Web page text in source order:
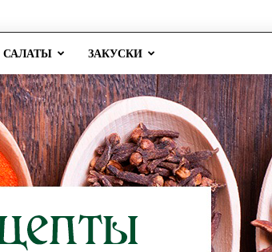
САЛАТЫ ЗАКУСКИ